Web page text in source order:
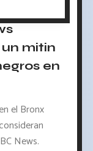
mitin
en
el Bronx
News.